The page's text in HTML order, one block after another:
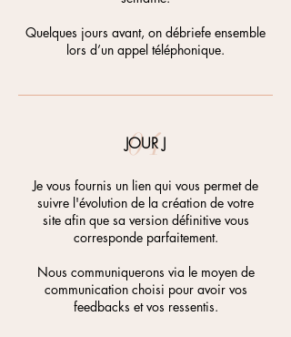
Quelques jours avant, on débriefe ensemble
lors d’un appel téléphonique.
04
JOUR J
Je vous fournis un lien qui vous permet de
suivre l'évolution de la création de votre
site afin que sa version définitive vous
corresponde parfaitement.​​​​​
Nous communiquerons via le moyen de
communication choisi pour avoir vos
feedbacks et vos ressentis.